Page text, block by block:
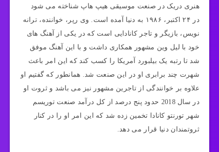
هنری دریک در صنعت موسیقی هیپ هاپ شناخته می شود
در ۲۴ اکتبر، ۱۹۸۶ به دنیا آمده است. وی رپر، خواننده، ترانه
نویس، بازیگر و تاجر کانادایی است که در یکی از آهنگ های
خود با لیل وین مشهور همکاری داشت و با این آهنگ موفق
شد تا رتبه یک بیلبورد آمریکا را کسب کند که این امر باعث
شهرت چند برابری او در این صنعت شد. همانطور که گفتیم او
علاوه بر خوانندگی از تاجرین مشهور نیز می باشد و ثروت او
در سال 2018 حدود پنج درصد از کل درآمد صنعت توریسم
شهر تورنتو کانادا تخمین زده شد که این امر او را در کنار
ثروتمندان دنیا قرار می دهد.